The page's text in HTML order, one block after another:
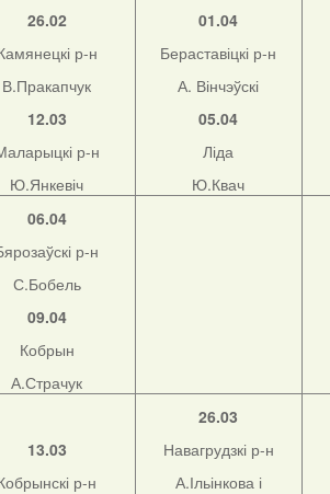
26.02
р-н
В.Пракапчук
12.03
р-н
Ю.Янкевіч
01.04
Бераставіцкі р-н
А. Вінчэўскі
05.04
Ліда
Ю.Квач
06.04
р-н
С.Бобель
09.04
Кобрын
А.Страчук
13.03
р-н
26.03
Навагрудзкі р-н
А.Ільінкова і